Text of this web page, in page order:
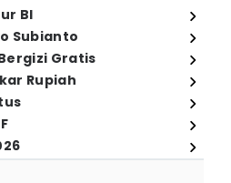
BI
Subianto
Gratis
Rupiah